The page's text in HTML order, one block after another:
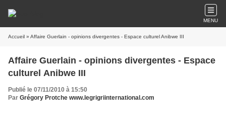
MENU
Accueil » Affaire Guerlain - opinions divergentes - Espace culturel Anibwe III
Affaire Guerlain - opinions divergentes - Espace
culturel Anibwe III
Publié le 07/11/2010 à 15:50
Par Grégory Protche www.legrigriinternational.com